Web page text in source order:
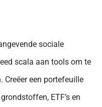
sociale
scala aan tools om te
Creëer een portefeuille
ETF’s en